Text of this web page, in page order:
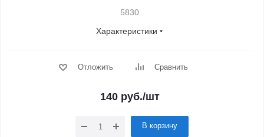
5830
Характеристики
Отложить Сравнить
140 руб./шт
В корзину